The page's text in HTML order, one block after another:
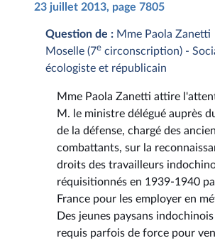
23 juillet 2013, page 7805
Question de : Mme Paola Zanetti
Moselle (7e circonscription) -
écologiste et républicain
Mme Paola Zanetti attire
M. le ministre délégué auprès
de la défense, chargé des
combattants, sur la
droits des travailleurs
réquisitionnés en 1939-1940
France pour les employer en
Des jeunes paysans
requis parfois de force pour